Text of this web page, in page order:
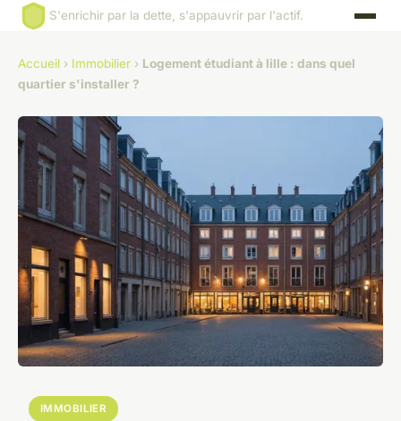
S'enrichir par la dette, s'appauvrir par l'actif.
Accueil › Immobilier › Logement étudiant à lille : dans quel
quartier s'installer ?
IMMOBILIER